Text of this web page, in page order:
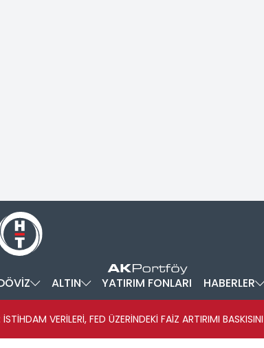
ALTIN YATIRIM FONLARI HABERLER
VERİLERİ, FED ÜZERİNDEKİ FAİZ ARTIRIMI